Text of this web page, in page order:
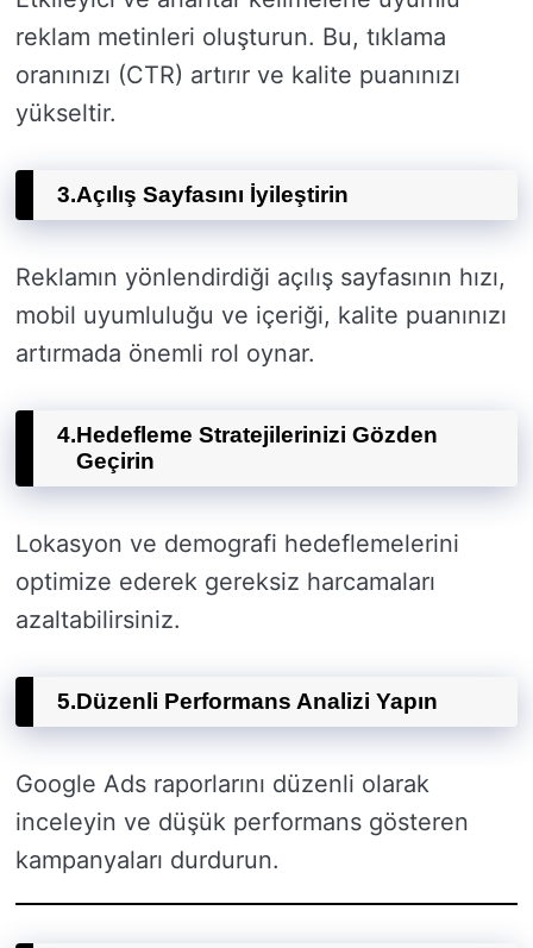
reklam metinleri oluşturun. Bu, tıklama
oranınızı (CTR) artırır ve kalite puanınızı
yükseltir.
3.Açılış Sayfasını İyileştirin
Reklamın yönlendirdiği açılış sayfasının hızı,
mobil uyumluluğu ve içeriği, kalite puanınızı
artırmada önemli rol oynar.
4.Hedefleme Stratejilerinizi Gözden
Geçirin
Lokasyon ve demografi hedeflemelerini
optimize ederek gereksiz harcamaları
azaltabilirsiniz.
5.Düzenli Performans Analizi Yapın
Google Ads raporlarını düzenli olarak
inceleyin ve düşük performans gösteren
kampanyaları durdurun.